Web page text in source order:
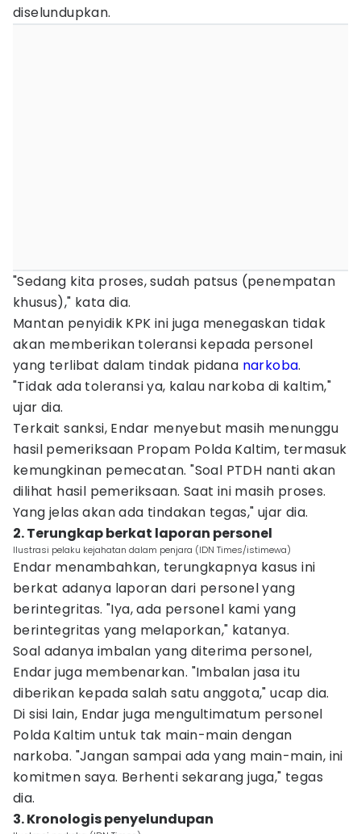
diselundupkan.
"Sedang kita proses, sudah patsus (penempatan
khusus)," kata dia.
Mantan penyidik KPK ini juga menegaskan tidak
akan memberikan toleransi kepada personel
yang terlibat dalam tindak pidana narkoba.
"Tidak ada toleransi ya, kalau narkoba di kaltim,"
ujar dia.
Terkait sanksi, Endar menyebut masih menunggu
hasil pemeriksaan Propam Polda Kaltim, termasuk
kemungkinan pemecatan. "Soal PTDH nanti akan
dilihat hasil pemeriksaan. Saat ini masih proses.
Yang jelas akan ada tindakan tegas," ujar dia.
2. Terungkap berkat laporan personel
Ilustrasi pelaku kejahatan dalam penjara (IDN Times/istimewa)
Endar menambahkan, terungkapnya kasus ini
berkat adanya laporan dari personel yang
berintegritas. "Iya, ada personel kami yang
berintegritas yang melaporkan," katanya.
Soal adanya imbalan yang diterima personel,
Endar juga membenarkan. "Imbalan jasa itu
diberikan kepada salah satu anggota," ucap dia.
Di sisi lain, Endar juga mengultimatum personel
Polda Kaltim untuk tak main-main dengan
narkoba. "Jangan sampai ada yang main-main, ini
komitmen saya. Berhenti sekarang juga," tegas
dia.
3. Kronologis penyelundupan